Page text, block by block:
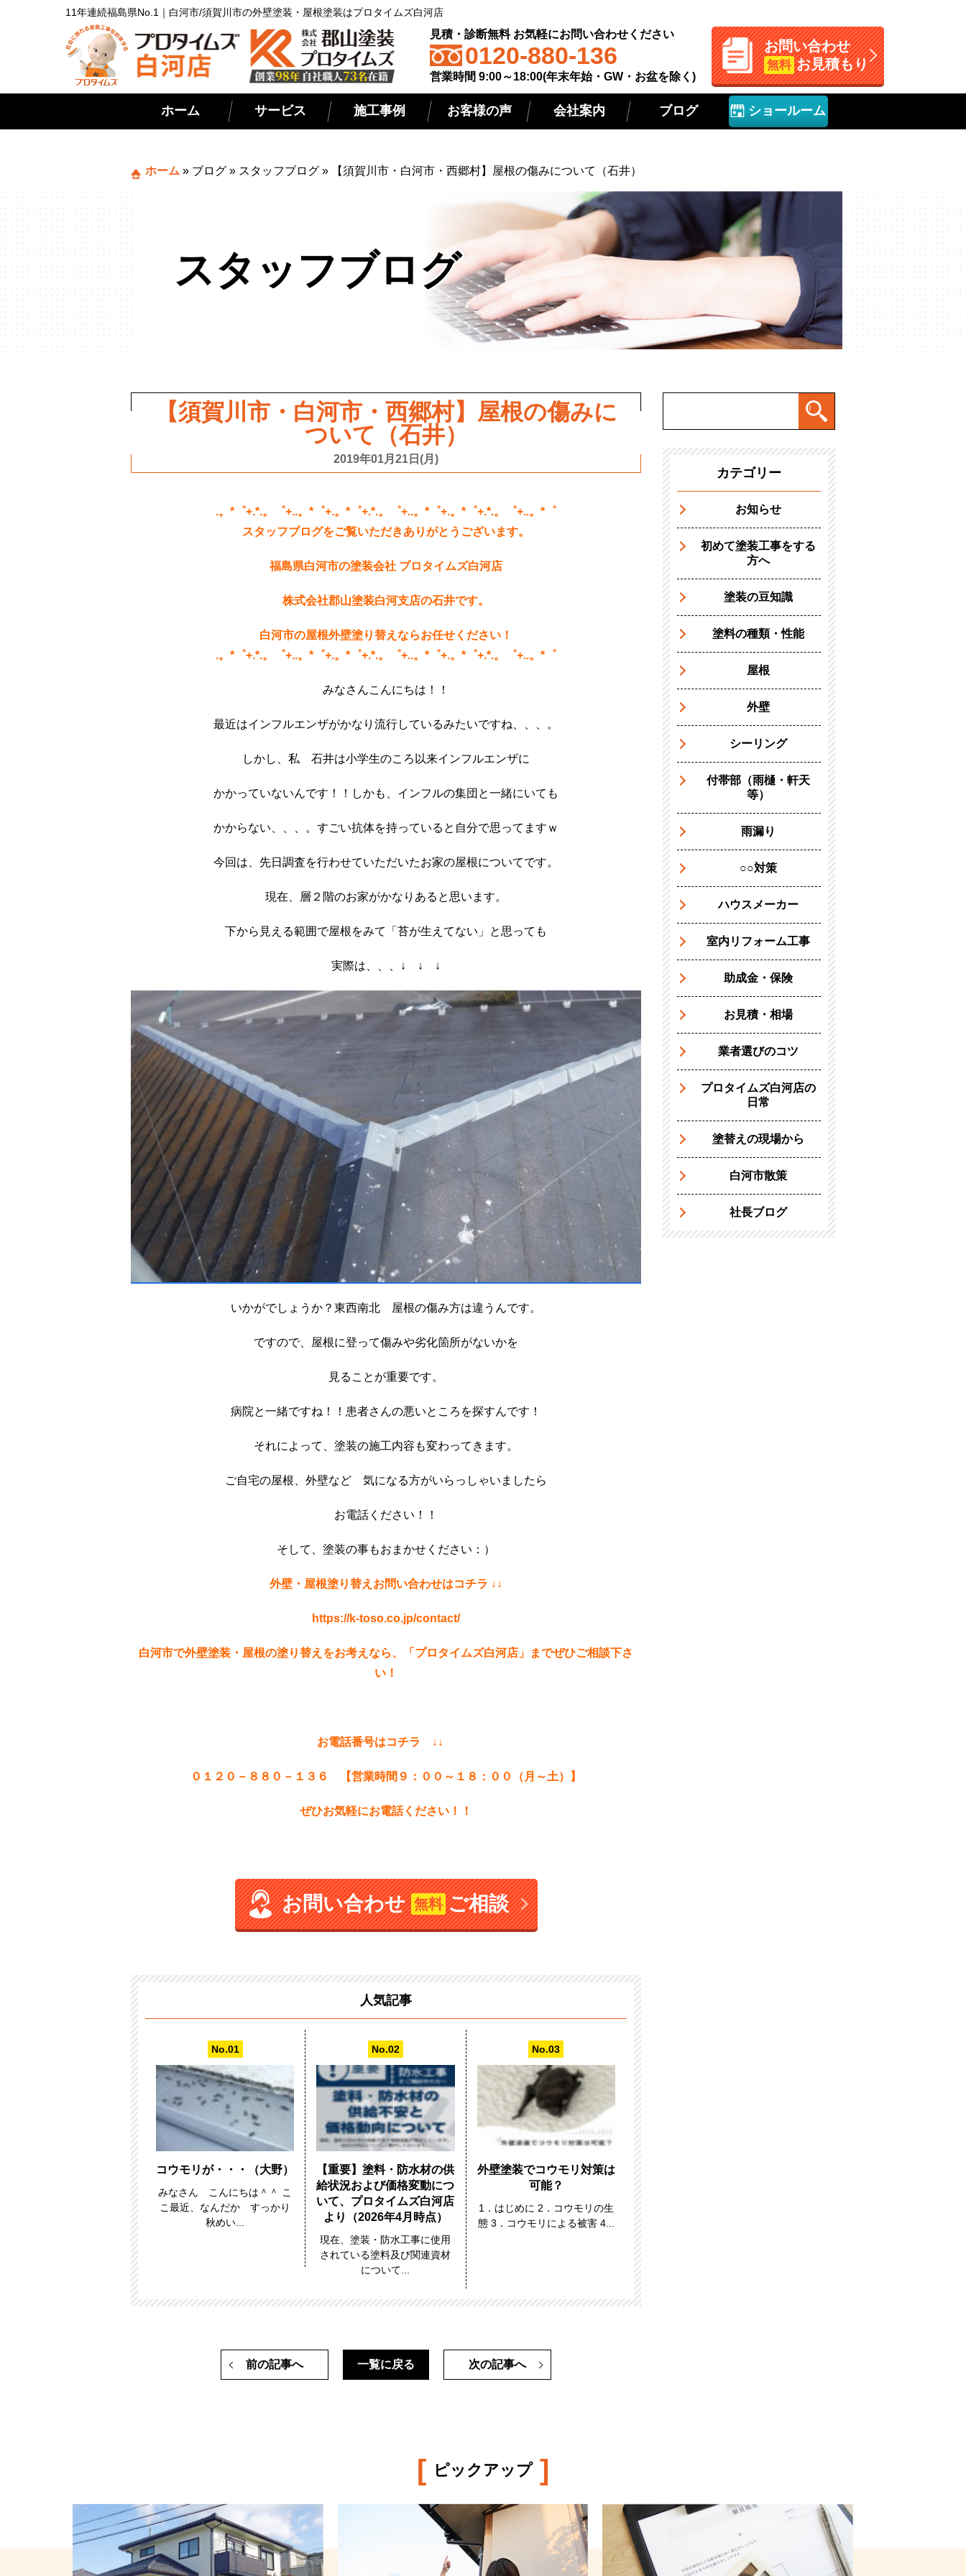
11年連続福島県No.1｜白河市/須賀川市の外壁塗装・屋根塗装はプロタイムズ白河店
見積・診断無料 お気軽にお問い合わせください
0120-880-136
営業時間 9:00～18:00(年末年始・GW・お盆を除く)
お問い合わせ
無料 お見積もり
ホーム サービス 施工事例 お客様の声 会社案内 ブログ ショールーム
ホーム » ブログ » スタッフブログ » 【須賀川市・白河市・西郷村】屋根の傷みについて（石井）
スタッフブログ
【須賀川市・白河市・西郷村】屋根の傷みに
ついて（石井）
2019年01月21日(月)
.。*゜+.*.。゜+..。*゜+.。*゜+.*.。゜+..。*゜+.。*゜+.*.。゜+..。*゜
スタッフブログをご覧いただきありがとうございます。
福島県白河市の塗装会社 プロタイムズ白河店
株式会社郡山塗装白河支店の石井です。
白河市の屋根外壁塗り替えならお任せください！
.。*゜+.*.。゜+..。*゜+.。*゜+.*.。゜+..。*゜+.。*゜+.*.。゜+..。*゜
みなさんこんにちは！！
最近はインフルエンザがかなり流行しているみたいですね、、、。
しかし、私 石井は小学生のころ以来インフルエンザに
かかっていないんです！！しかも、インフルの集団と一緒にいても
かからない、、、。すごい抗体を持っていると自分で思ってますｗ
今回は、先日調査を行わせていただいたお家の屋根についてです。
現在、層２階のお家がかなりあると思います。
下から見える範囲で屋根をみて「苔が生えてない」と思っても
実際は、、、↓ ↓ ↓
いかがでしょうか？東西南北 屋根の傷み方は違うんです。
ですので、屋根に登って傷みや劣化箇所がないかを
見ることが重要です。
病院と一緒ですね！！患者さんの悪いところを探すんです！
それによって、塗装の施工内容も変わってきます。
ご自宅の屋根、外壁など 気になる方がいらっしゃいましたら
お電話ください！！
そして、塗装の事もおまかせください：）
外壁・屋根塗り替えお問い合わせはコチラ ↓↓
https://k-toso.co.jp/contact/
白河市で外壁塗装・屋根の塗り替えをお考えなら、「プロタイムズ白河店」までぜひご相談下さ
い！
お電話番号はコチラ ↓↓
０１２０－８８０－１３６ 【営業時間９：００～１８：００（月～土）】
ぜひお気軽にお電話ください！！
お問い合わせ無料 ご相談
人気記事
コウモリが・・・（大野）
みなさん こんにちは＾＾ こ
こ最近、なんだか すっかり
秋めい...
【重要】塗料・防水材の供
給状況および価格変動につ
いて、プロタイムズ白河店
より（2026年4月時点）
現在、塗装・防水工事に使用
されている塗料及び関連資材
について...
外壁塗装でコウモリ対策は
可能？
1．はじめに 2．コウモリの生
態 3．コウモリによる被害 4...
前の記事へ 次の記事へ
一覧に戻る
カテゴリー
お知らせ
初めて塗装工事をする
方へ
塗装の豆知識
塗料の種類・性能
屋根
外壁
シーリング
付帯部（雨樋・軒天
等）
雨漏り
○○対策
ハウスメーカー
室内リフォーム工事
助成金・保険
お見積・相場
業者選びのコツ
プロタイムズ白河店の
日常
塗替えの現場から
白河市散策
社長ブログ
[ ピックアップ ]